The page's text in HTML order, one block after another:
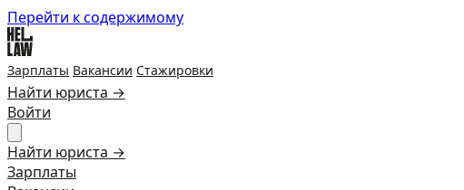
Перейти к содержимому
Зарплаты Вакансии Стажировки
Найти юриста →
Войти
Найти юриста →
Зарплаты